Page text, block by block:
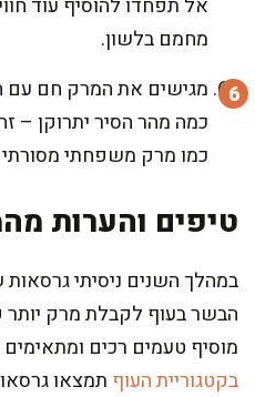
אל תפחדו להוסיף עוד
מחמם בלשון.
מגישים את המרק חם עם
כמה מהר הסיר יתרוקן –
כמו מרק משפחתי
טיפים והערות
במהלך השנים ניסיתי
הבשר בעוף לקבלת מרק יותר
מוסיף טעמים רכים
בקטגוריית העוף תמצאו